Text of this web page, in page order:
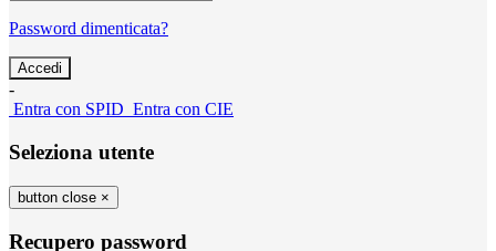
Password dimenticata?
-
Entra con SPID Entra con CIE
Seleziona utente
button close ×
Recupero password